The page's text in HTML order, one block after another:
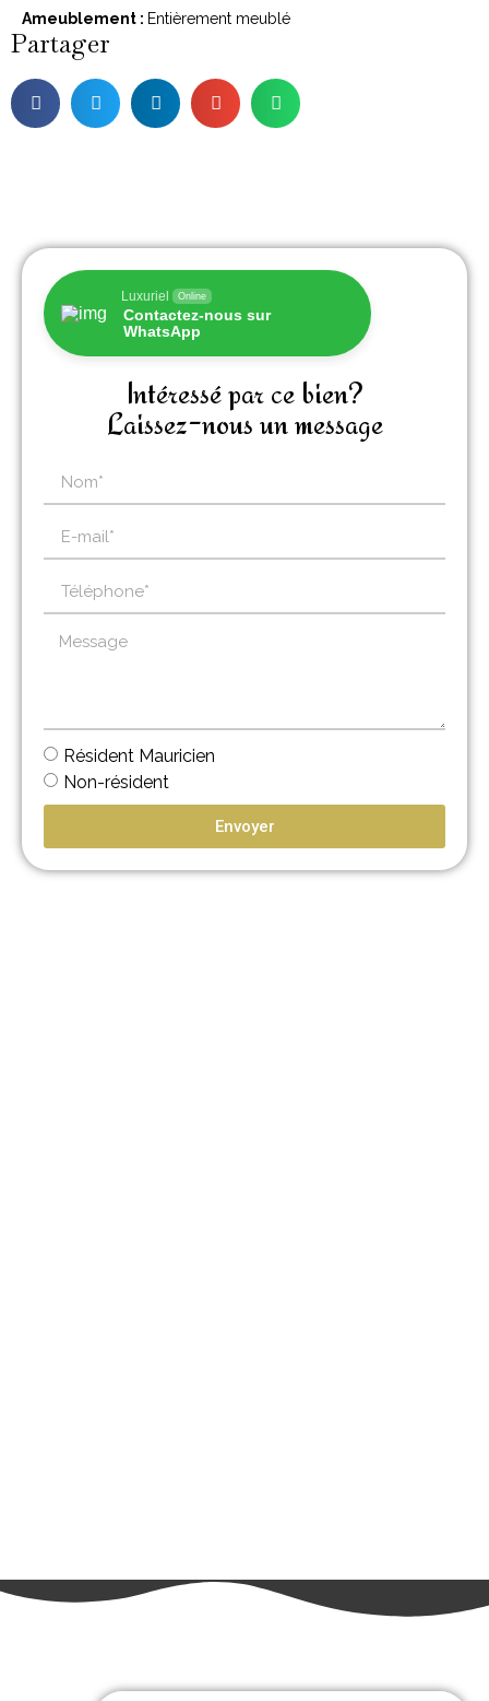
Ameublement : Entièrement meublé
Partager
Luxuriel Online
Contactez-nous sur
WhatsApp
Intéressé par ce bien?
Laissez-nous un message
Résident Mauricien
Non-résident
Envoyer